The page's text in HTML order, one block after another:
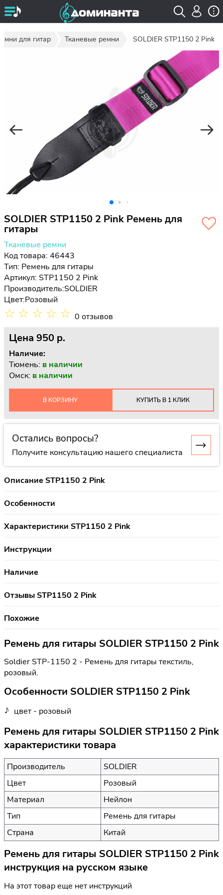
для гитар Тканевые ремни SOLDIER STP1150 2 Pink
SOLDIER STP1150 2 Pink Ремень для
гитары
Тканевые ремни
Код товара: 46443
Тип: Ремень для гитары
Артикул: STP1150 2 Pink
Производитель:SOLDIER
Цвет:Розовый
☆ ☆ ☆ ☆ ☆ 0 отзывов
Цена 950 p.
Наличие:
Тюмень: в наличии
Омск: в наличии
В КОРЗИНУ КУПИТЬ В 1 КЛИК
Остались вопросы?
Получите консультацию нашего специалиста
Описание STP1150 2 Pink
Особенности
Характеристики STP1150 2 Pink
Инструкции
Наличие
Отзывы STP1150 2 Pink
Похожие
Ремень для гитары SOLDIER STP1150 2 Pink
Soldier STP-1150 2 - Ремень для гитары текстиль,
розовый.
Особенности SOLDIER STP1150 2 Pink
цвет - розовый
Ремень для гитары SOLDIER STP1150 2 Pink
характеристики товара
Производитель
SOLDIER
Цвет
Розовый
Материал
Нейлон
Тип
Ремень для гитары
Страна
Китай
Ремень для гитары SOLDIER STP1150 2 Pink
инструкция на русском языке
На этот товар еще нет инструкций